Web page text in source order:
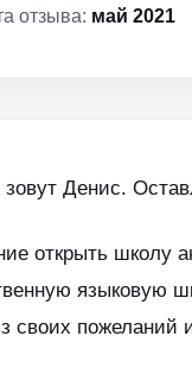
отзыва: май 2021
Денис.
открыть школу
языковую
своих пожеланий